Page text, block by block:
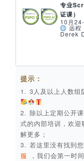
专业
证课）
10月
远程
Derek
提示：
1. 3人及以上人数组
2. 除以上定期公开
式的内部培训，欢迎
解更多；
3. 若这里没有找到
服
，我们会第一时